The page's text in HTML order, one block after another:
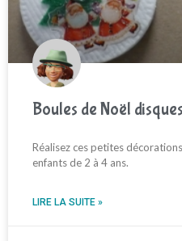
Boules de Noël
Réalisez ces petites
enfants de 2 à 4 ans.
LIRE LA SUITE »